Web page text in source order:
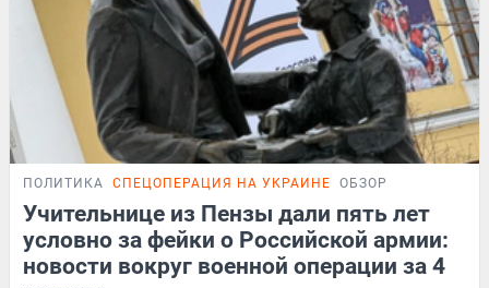
ПОЛИТИКА СПЕЦОПЕРАЦИЯ НА УКРАИНЕ ОБЗОР
Учительнице из Пензы дали пять лет
условно за фейки о Российской армии:
новости вокруг военной операции за 4